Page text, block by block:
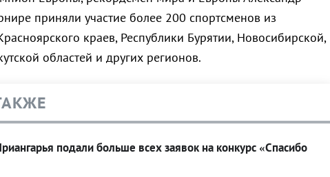
приняли участие более 200 спортсменов из
краев, Республики Бурятии, Новосибирской,
областей и других регионов.
подали больше всех заявок на конкурс «Спасибо